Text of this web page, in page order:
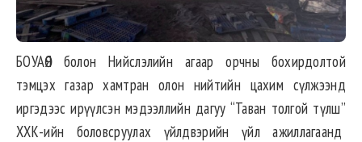
БОУАӨЯ болон Нийслэлийн агаар орчны бохирдолтой
тэмцэх газар хамтран олон нийтийн цахим сүлжээнд
иргэдээс ирүүлсэн мэдээллийн дагуу “Таван толгой түлш”
ХХК-ийн боловсруулах үйлдвэрийн үйл ажиллагаанд